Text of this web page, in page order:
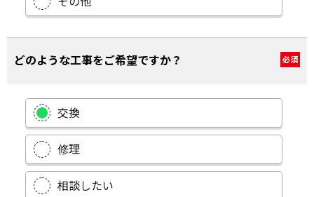
どのような工事をご希望ですか？ 必須
交換
修理
相談したい